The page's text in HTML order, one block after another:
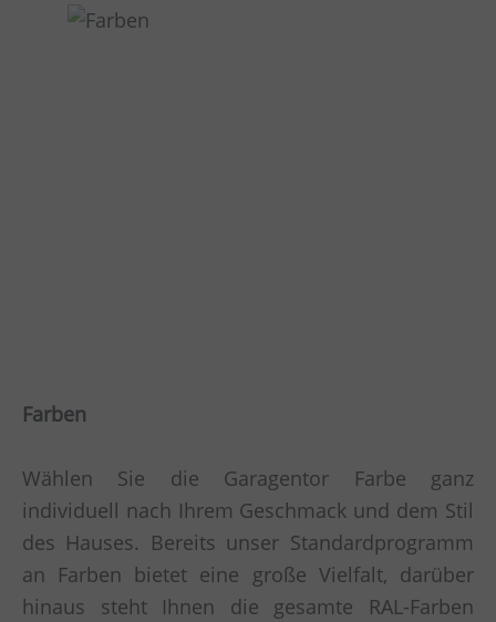
Farben
Wählen Sie die Garagentor Farbe ganz
individuell nach Ihrem Geschmack und dem Stil
des Hauses. Bereits unser Standardprogramm
an Farben bietet eine große Vielfalt, darüber
hinaus steht Ihnen die gesamte RAL-Farben